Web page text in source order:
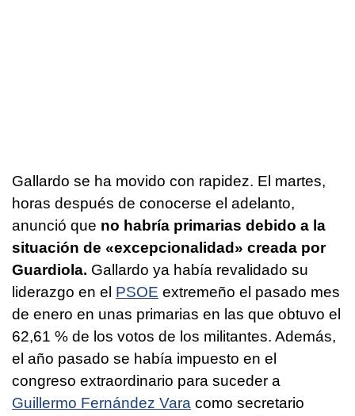
Gallardo se ha movido con rapidez. El martes,
horas después de conocerse el adelanto,
anunció que no habría primarias debido a la
situación de «excepcionalidad» creada por
Guardiola. Gallardo ya había revalidado su
liderazgo en el PSOE extremeño el pasado mes
de enero en unas primarias en las que obtuvo el
62,61 % de los votos de los militantes. Además,
el año pasado se había impuesto en el
congreso extraordinario para suceder a
Guillermo Fernández Vara como secretario